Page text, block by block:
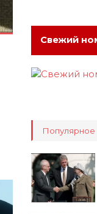
Свежий
Популярное